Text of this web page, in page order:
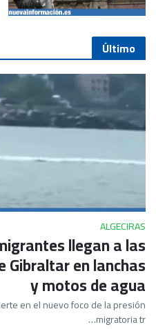
Último
ALGECIRAS
llegan a las
Gibraltar en lanchas
y motos de agua
en el nuevo foco de la presión
migratoria tr…